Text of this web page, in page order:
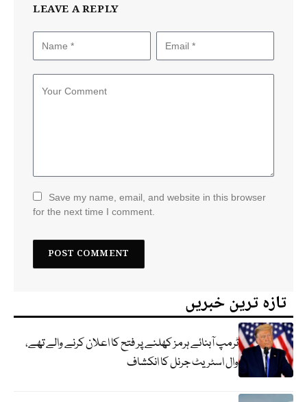
LEAVE A REPLY
Save my name, email, and website in this browser
for the next time I comment.
تازہ ترین خبریں
ٹرمپ آبنائے ہرمز کھلنے پر فتح کا اعلان کرنے والے تھے،
وال اسٹریٹ جرنل کا انکشاف